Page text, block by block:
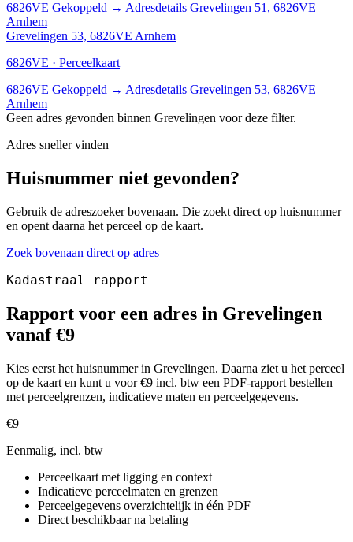
6826VE Gekoppeld → Adresdetails Grevelingen 51, 6826VE
Arnhem
Grevelingen 53, 6826VE Arnhem
6826VE · Perceelkaart
6826VE Gekoppeld → Adresdetails Grevelingen 53, 6826VE
Arnhem
Geen adres gevonden binnen Grevelingen voor deze filter.
Adres sneller vinden
Huisnummer niet gevonden?
Gebruik de adreszoeker bovenaan. Die zoekt direct op huisnummer
en opent daarna het perceel op de kaart.
Zoek bovenaan direct op adres
Kadastraal rapport
Rapport voor een adres in Grevelingen
vanaf €9
Kies eerst het huisnummer in Grevelingen. Daarna ziet u het perceel
op de kaart en kunt u voor €9 incl. btw een PDF-rapport bestellen
met perceelgrenzen, indicatieve maten en perceelgegevens.
€9
Eenmalig, incl. btw
Perceelkaart met ligging en context
Indicatieve perceelmaten en grenzen
Perceelgegevens overzichtelijk in één PDF
Direct beschikbaar na betaling